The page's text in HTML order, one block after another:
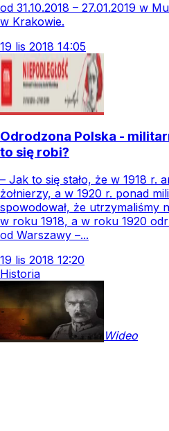
od 31.10.2018 – 27.01.2019 w
w Krakowie.
19 lis 2018 14:05
Odrodzona Polska -
to się robi?
– Jak to się stało, że w 1918 r.
żołnierzy, a w 1920 r. ponad
spowodował, że utrzymaliśmy
w roku 1918, a w roku 1920
od Warszawy –...
19 lis 2018 12:20
Historia
Wideo